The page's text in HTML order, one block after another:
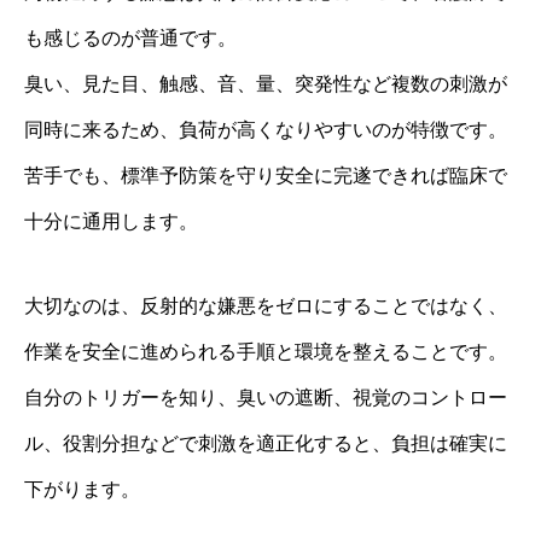
も感じるのが普通です。
臭い、見た目、触感、音、量、突発性など複数の刺激が
同時に来るため、負荷が高くなりやすいのが特徴です。
苦手でも、標準予防策を守り安全に完遂できれば臨床で
十分に通用します。
大切なのは、反射的な嫌悪をゼロにすることではなく、
作業を安全に進められる手順と環境を整えることです。
自分のトリガーを知り、臭いの遮断、視覚のコントロー
ル、役割分担などで刺激を適正化すると、負担は確実に
下がります。